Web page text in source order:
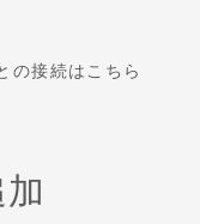
の接続はこちら